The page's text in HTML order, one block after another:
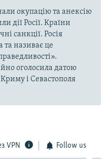
окупацію та анексію
дії Росії. Країни
санкції. Росія
та називає це
оголосила датою
і Севастополя
VPN Follow us